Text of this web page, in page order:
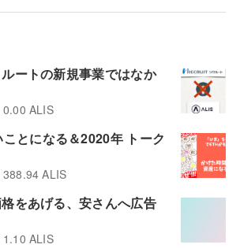
ートの新規事業ではなか
0.00 ALIS
とになる＆2020年 トーク
388.94 ALIS
をあげる、安さんへ広告
1.10 ALIS